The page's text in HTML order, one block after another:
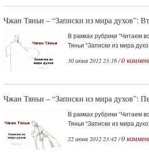
Чжан Тяньи – “Записки из мира духов”:
В рамках рубрики “Читаем
Тяньи “Записки из мира
30 июня 2012 23:16 /0
Чжан Тяньи – “Записки из мира духов”:
В рамках рубрики “Читаем
Тяньи “Записки из мира
22 июня 2012 23:42 /0